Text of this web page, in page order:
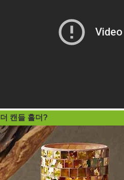
캔들 홀더 ?